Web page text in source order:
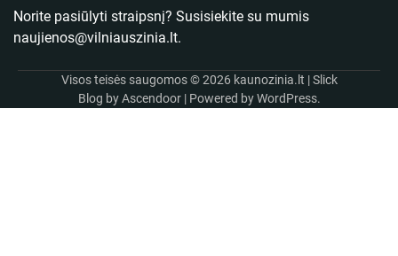
Norite pasiūlyti straipsnį? Susisiekite su mumis
naujienos@vilniauszinia.lt.
Visos teisės saugomos © 2026 kaunozinia.lt | Slick
Blog byAscendoor| Powered byWordPress.